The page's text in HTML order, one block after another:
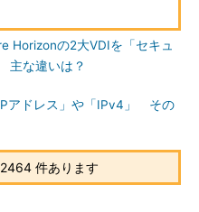
Horizonの2大VDIを「セキュ
主な違いは？
アドレス」や「IPv4」 その
件あります